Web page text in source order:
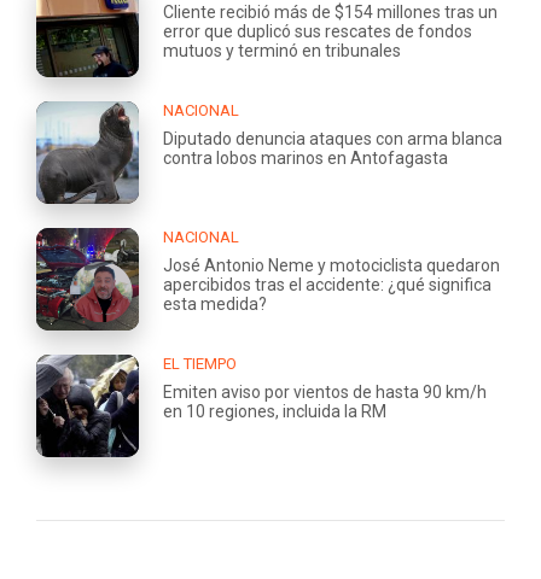
Cliente recibió más de $154 millones tras un
error que duplicó sus rescates de fondos
mutuos y terminó en tribunales
NACIONAL
Diputado denuncia ataques con arma blanca
contra lobos marinos en Antofagasta
NACIONAL
José Antonio Neme y motociclista quedaron
apercibidos tras el accidente: ¿qué significa
esta medida?
EL TIEMPO
Emiten aviso por vientos de hasta 90 km/h
en 10 regiones, incluida la RM